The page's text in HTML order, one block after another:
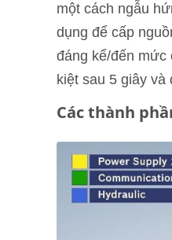
một cách ngẫu
dụng để cấp
đáng kể/đến mức
kiệt sau 5 giây
Các thành